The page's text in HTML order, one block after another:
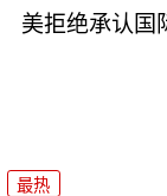
美拒绝承认国
最热